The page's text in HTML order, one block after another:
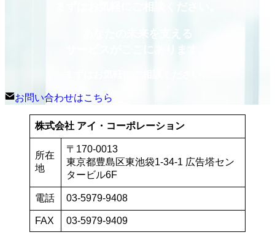
まずはお気軽にご相談ください。
あなたの未来を支える
サービスがここにあります。
お問い合わせはこちら
株式会社 アイ・コーポレーション
所在
地
〒170-0013
東京都豊島区東池袋1-34-1 広告塔セン
タービル6F
電話 03-5979-9408
FAX 03-5979-9409